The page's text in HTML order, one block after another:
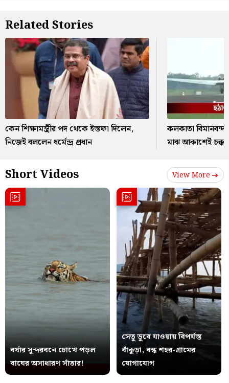
Related Stories
কেন শিক্ষামন্ত্রীর পদ থেকে ইস্তফা দিলেন,
নিজেই বললেন ধর্মেন্দ্র প্রধান
কলকাতা
মাঝ আকাশেই
Short Videos View More
বর্ষার সুন্দরবনে চোখে পড়ল
বাঘের অসাধারণ সাঁতার!
সেতু ডুবে যাওয়ায় বিপর্যস্ত
বাঁকুড়া, বন্ধ শহর-গ্রামের
যোগাযোগ